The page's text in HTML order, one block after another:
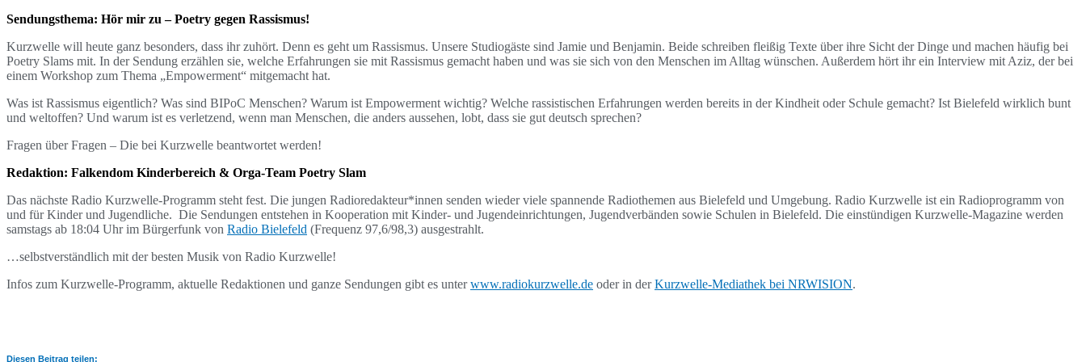
Sendungsthema: Hör mir zu – Poetry gegen Rassismus!
Kurzwelle will heute ganz besonders, dass ihr zuhört. Denn es geht um Rassismus. Unsere Studiogäste sind Jamie und Benjamin. Beide schreiben fleißig Texte über ihre Sicht der Dinge und machen häufig bei
Poetry Slams mit. In der Sendung erzählen sie, welche Erfahrungen sie mit Rassismus gemacht haben und was sie sich von den Menschen im Alltag wünschen. Außerdem hört ihr ein Interview mit Aziz, der bei
einem Workshop zum Thema „Empowerment“ mitgemacht hat.
Was ist Rassismus eigentlich? Was sind BIPoC Menschen? Warum ist Empowerment wichtig? Welche rassistischen Erfahrungen werden bereits in der Kindheit oder Schule gemacht? Ist Bielefeld wirklich bunt
und weltoffen? Und warum ist es verletzend, wenn man Menschen, die anders aussehen, lobt, dass sie gut deutsch sprechen?
Fragen über Fragen – Die bei Kurzwelle beantwortet werden!
Redaktion: Falkendom Kinderbereich & Orga-Team Poetry Slam
Das nächste Radio Kurzwelle-Programm steht fest. Die jungen Radioredakteur*innen senden wieder viele spannende Radiothemen aus Bielefeld und Umgebung. Radio Kurzwelle ist ein Radioprogramm von
und für Kinder und Jugendliche. Die Sendungen entstehen in Kooperation mit Kinder- und Jugendeinrichtungen, Jugendverbänden sowie Schulen in Bielefeld. Die einstündigen Kurzwelle-Magazine werden
samstags ab 18:04 Uhr im Bürgerfunk von Radio Bielefeld (Frequenz 97,6/98,3) ausgestrahlt.
…selbstverständlich mit der besten Musik von Radio Kurzwelle!
Infos zum Kurzwelle-Programm, aktuelle Redaktionen und ganze Sendungen gibt es unterwww.radiokurzwelle.de oder in derKurzwelle-Mediathek bei NRWISION.
Diesen Beitrag teilen: